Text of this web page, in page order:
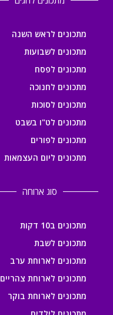
מתכונים לראש השנה
מתכונים לשבועות
מתכונים לפסח
מתכונים לחנוכה
מתכונים לסוכות
מתכונים לט"ו בשבט
מתכונים לפורים
מתכונים ליום העצמאות
סוג ארוחה
מתכונים ב10 דקות
מתכונים לשבת
מתכונים לארוחת ערב
מתכונים לארוחת צהריים
מתכונים לארוחת בוקר